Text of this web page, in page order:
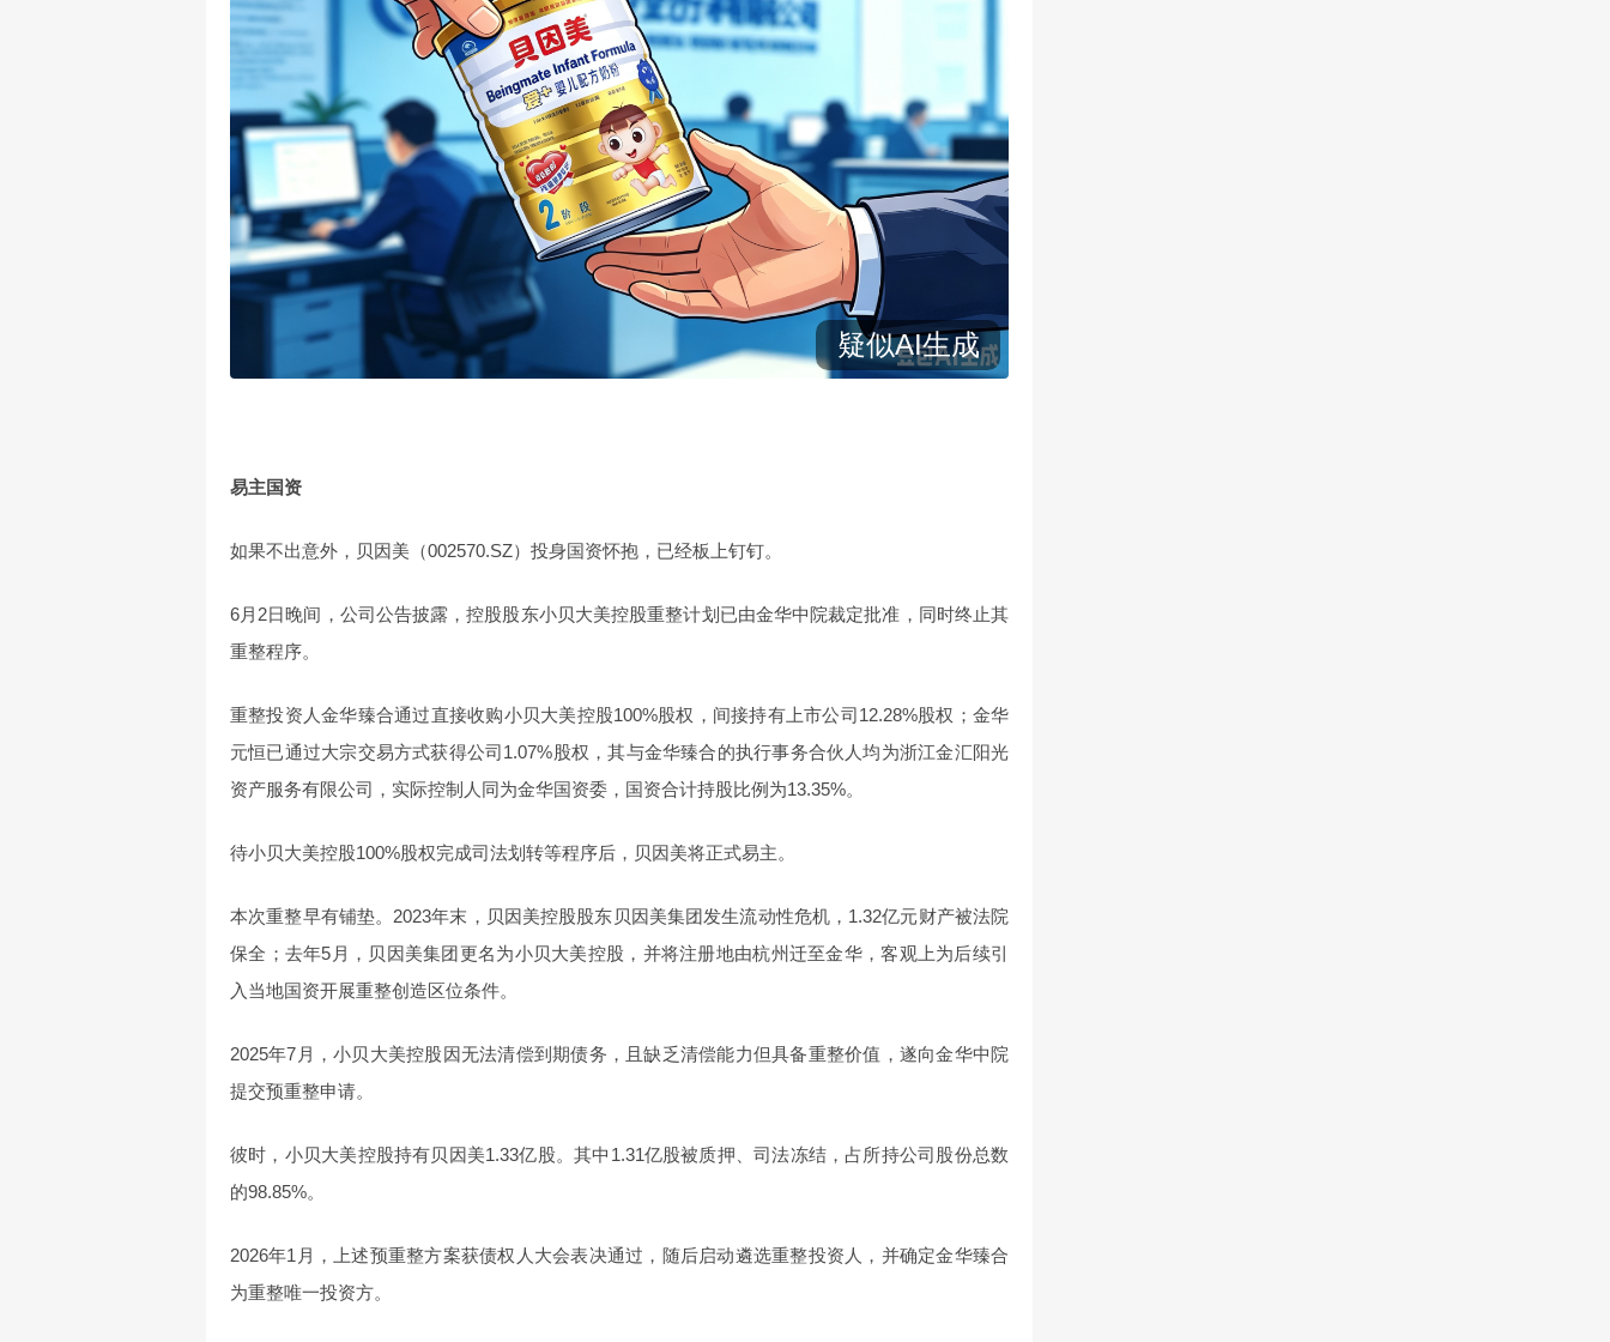
易主国资
如果不出意外，贝因美（002570.SZ）投身国资怀抱，已经板上钉钉。
6月2日晚间，公司公告披露，控股股东小贝大美控股重整计划已由金华中院裁定批准，同时终止其
重整程序。
重整投资人金华臻合通过直接收购小贝大美控股100%股权，间接持有上市公司12.28%股权；金华
元恒已通过大宗交易方式获得公司1.07%股权，其与金华臻合的执行事务合伙人均为浙江金汇阳光
资产服务有限公司，实际控制人同为金华国资委，国资合计持股比例为13.35%。
待小贝大美控股100%股权完成司法划转等程序后，贝因美将正式易主。
本次重整早有铺垫。2023年末，贝因美控股股东贝因美集团发生流动性危机，1.32亿元财产被法院
保全；去年5月，贝因美集团更名为小贝大美控股，并将注册地由杭州迁至金华，客观上为后续引
入当地国资开展重整创造区位条件。
2025年7月，小贝大美控股因无法清偿到期债务，且缺乏清偿能力但具备重整价值，遂向金华中院
提交预重整申请。
彼时，小贝大美控股持有贝因美1.33亿股。其中1.31亿股被质押、司法冻结，占所持公司股份总数
的98.85%。
2026年1月，上述预重整方案获债权人大会表决通过，随后启动遴选重整投资人，并确定金华臻合
为重整唯一投资方。